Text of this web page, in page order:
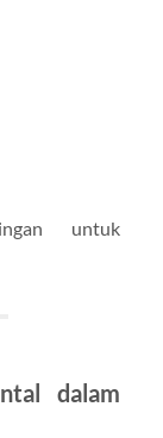
untuk
dalam